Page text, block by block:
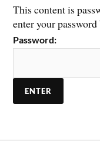
This content is
enter your
Password: